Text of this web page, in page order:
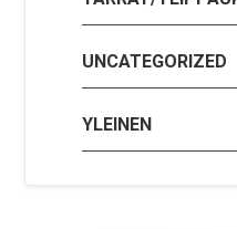
UNCATEGORIZED
YLEINEN